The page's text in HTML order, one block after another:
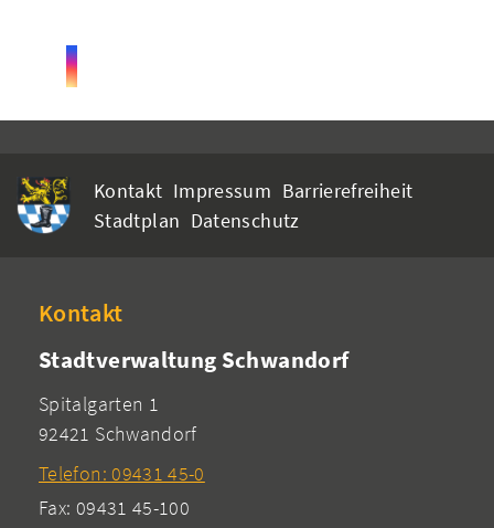
Kontakt Impressum Barrierefreiheit
Stadtplan Datenschutz
Kontakt
Stadtverwaltung Schwandorf
Spitalgarten 1
92421 Schwandorf
Telefon: 09431 45-0
Fax: 09431 45-100